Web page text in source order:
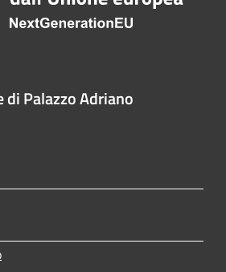
di Palazzo Adriano